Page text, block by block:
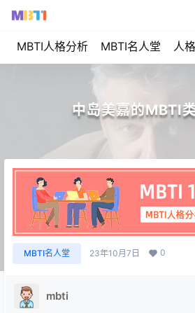
MBTI人格分析 MBTI名人堂 人
中岛美嘉的MBTI
MBTI名人堂 23年10月7日 0
mbti